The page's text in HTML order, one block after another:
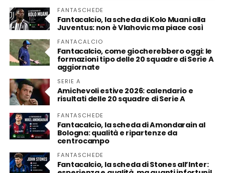
FANTASCHEDE
Fantacalcio, la scheda di Kolo Muani alla
Juventus: non è Vlahovic ma piace così
FANTACALCIO
Fantacalcio, come giocherebbero oggi: le
formazioni tipo delle 20 squadre di Serie A
aggiornate
SERIE A
Amichevoli estive 2026: calendario e
risultati delle 20 squadre di Serie A
FANTASCHEDE
Fantacalcio, la scheda di Amondarain al
Bologna: qualità e ripartenze da
centrocampo
FANTASCHEDE
Fantacalcio, la scheda di Stones all’Inter: